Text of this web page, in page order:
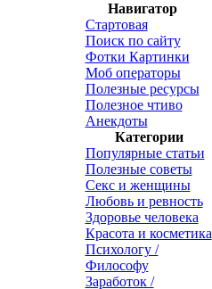
Навигатор
Стартовая
Поиск по сайту
Фотки Картинки
Моб операторы
Полезные ресурсы
Полезное чтиво
Анекдоты
Категории
Популярные статьи
Полезные советы
Секс и женщины
Любовь и ревность
Здоровье человека
Красота и косметика
Психологу /
Философу
Заработок /